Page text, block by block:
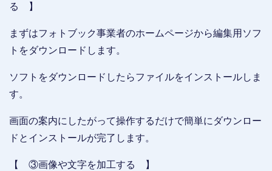
る 】
まずはフォトブック事業者のホームページから編集用ソフ
トをダウンロードします。
ソフトをダウンロードしたらファイルをインストールしま
す。
画面の案内にしたがって操作するだけで簡単にダウンロー
ドとインストールが完了します。
【 ③画像や文字を加工する 】